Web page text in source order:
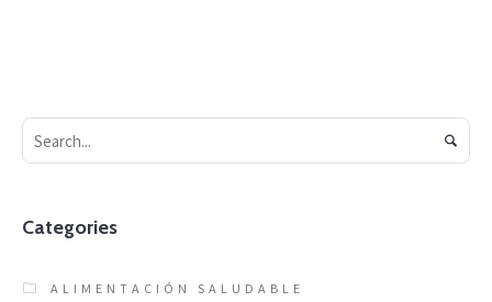
Categories
ALIMENTACIÓN SALUDABLE